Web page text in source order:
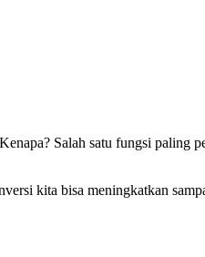
Salah satu fungsi paling
kita bisa meningkatkan